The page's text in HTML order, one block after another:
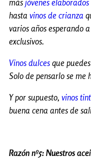
más jóvenes
hasta vinos de crianza
varios años esperando
exclusivos.
Vinos dulces que
Solo de pensarlo se me
Y por supuesto, vinos
buena cena antes de
Razón nº5: Nuestros